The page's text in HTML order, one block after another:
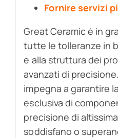
Fornire servizi
Great Ceramic è in
tutte le tolleranze in
e alla struttura dei
avanzati di
impegna a garantire
esclusiva di
precisione di
soddisfano o